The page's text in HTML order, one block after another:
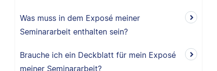
Was muss in dem Exposé meiner
Seminararbeit enthalten sein?
Brauche ich ein Deckblatt für mein Exposé
meiner Seminararbeit?